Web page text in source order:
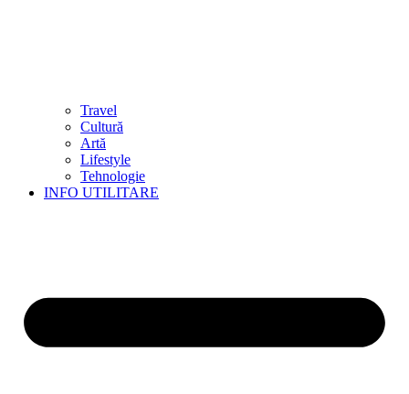
Travel
Cultură
Artă
Lifestyle
Tehnologie
INFO UTILITARE